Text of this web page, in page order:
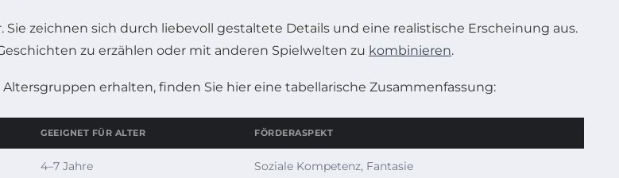
Sie zeichnen sich durch liebevoll gestaltete Details und eine realistische Erscheinung aus.
zu erzählen oder mit anderen Spielwelten zu kombinieren.
erhalten, finden Sie hier eine tabellarische Zusammenfassung:
GEEIGNET FÜR ALTER FÖRDERASPEKT
4–7 Jahre Soziale Kompetenz, Fantasie